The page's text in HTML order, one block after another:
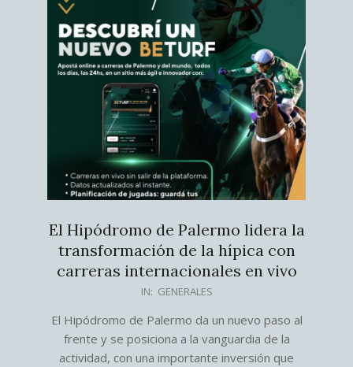
El Hipódromo de Palermo lidera la
transformación de la hípica con
carreras internacionales en vivo
29
IN: GENERALES
El Hipódromo de Palermo da un nuevo paso al
frente y se posiciona a la vanguardia de la
actividad, con una importante inversión que